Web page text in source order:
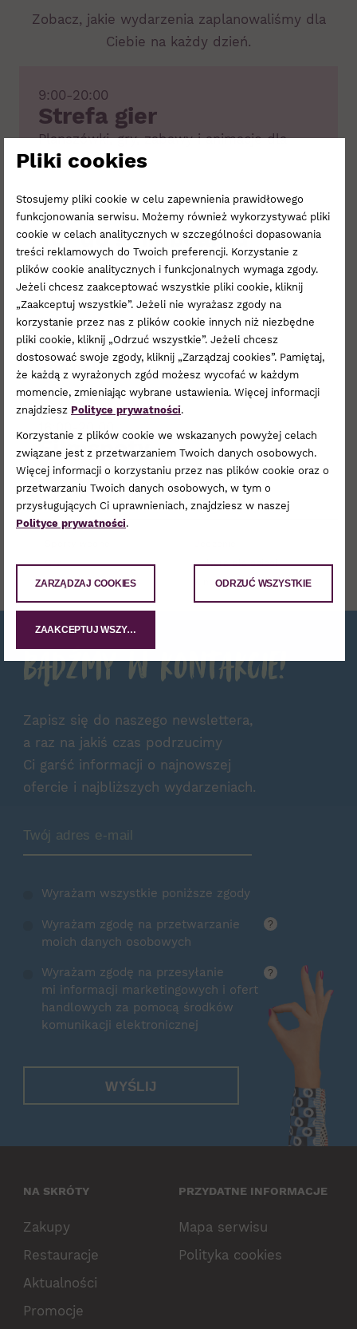
Zobacz, jakie wydarzenia zaplanowaliśmy dla
Ciebie na każdy dzień.
9:00-20:00
Strefa gier
Planszówki, gry, zabawy i animacje dla
dzieci.
9:00-20:00
Tor do skimboardu
Całodzienne ślizganie.
9:00-16:00
Filmspoty
Bajki na leżakach
16:00-20:00
Filmspoty
Filmy krótkometrażowe na leżakach
Gry
Kultura dla dzieci
Muzyka
Bądźmy w kontakcie!
Zapisz się do naszego newslettera,
a raz na jakiś czas podrzucimy
Ci garść informacji o najnowszej
ofercie i najbliższych wydarzeniach.
Wyrażam wszystkie poniższe zgody
Wyrażam zgodę na przetwarzanie
moich danych osobowych
?
Wyrażam zgodę na przesyłanie
mi informacji marketingowych i ofert
handlowych za pomocą środków
komunikacji elektronicznej
?
WYŚLIJ
NA SKRÓTY
Zakupy
Restauracje
Aktualności
Promocje
PRZYDATNE INFORMACJE
Mapa serwisu
Polityka cookies
Pliki cookies
Stosujemy pliki cookie w celu zapewnienia prawidłowego
funkcjonowania serwisu. Możemy również wykorzystywać pliki
cookie w celach analitycznych w szczególności dopasowania
treści reklamowych do Twoich preferencji. Korzystanie z
plików cookie analitycznych i funkcjonalnych wymaga zgody.
Jeżeli chcesz zaakceptować wszystkie pliki cookie, kliknij
„Zaakceptuj wszystkie”. Jeżeli nie wyrażasz zgody na
korzystanie przez nas z plików cookie innych niż niezbędne
pliki cookie, kliknij „Odrzuć wszystkie”. Jeżeli chcesz
dostosować swoje zgody, kliknij „Zarządzaj cookies”. Pamiętaj,
że każdą z wyrażonych zgód możesz wycofać w każdym
momencie, zmieniając wybrane ustawienia. Więcej informacji
znajdziesz Polityce prywatności.
Korzystanie z plików cookie we wskazanych powyżej celach
związane jest z przetwarzaniem Twoich danych osobowych.
Więcej informacji o korzystaniu przez nas plików cookie oraz o
przetwarzaniu Twoich danych osobowych, w tym o
przysługujących Ci uprawnieniach, znajdziesz w naszej
Polityce prywatności.
ZARZĄDZAJ COOKIES ODRZUĆ WSZYSTKIE
ZAAKCEPTUJ WSZYSTKIE